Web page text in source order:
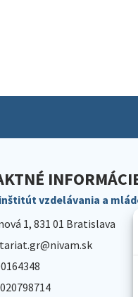
vzdelávania a
1, 831 01 Bratislava